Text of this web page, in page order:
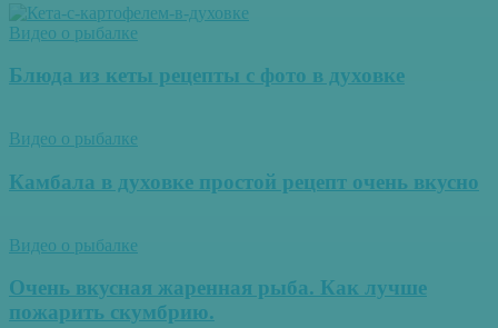
Видео о рыбалке
Блюда из кеты рецепты с фото в духовке
Видео о рыбалке
Камбала в духовке простой рецепт очень вкусно
Видео о рыбалке
Очень вкусная жаренная рыба. Как лучше
пожарить скумбрию.